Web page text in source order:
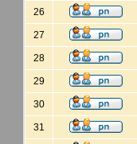
26
27
28
29
30
31